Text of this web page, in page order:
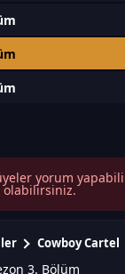
yorum
olabilirsiniz.
Cowboy Cartel
3. Bölüm